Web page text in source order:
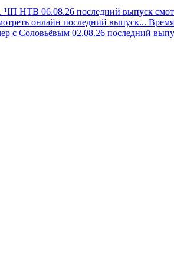
ЧП НТВ 06.08.26 последний выпуск
онлайн последний выпуск...
с Соловьёвым 02.08.26 последний